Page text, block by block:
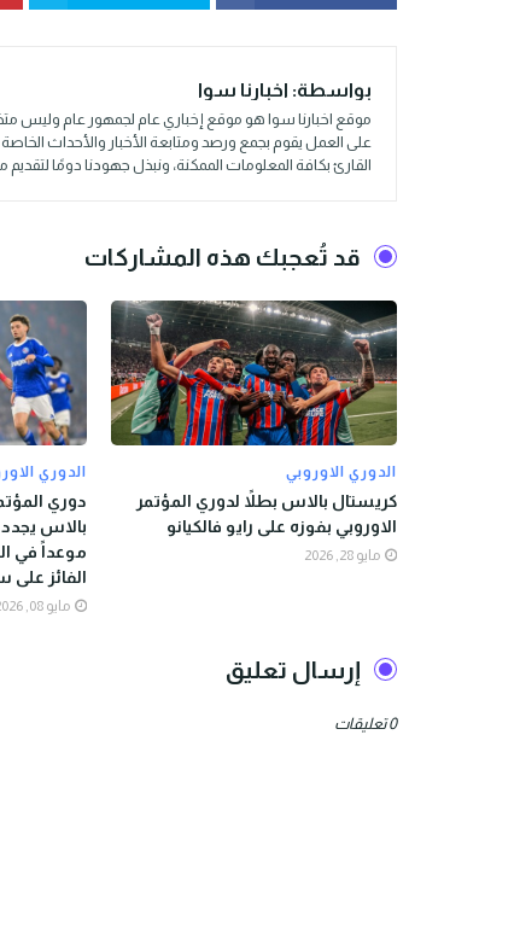
بواسطة: اخبارنا سوا
موقع اخبارنا سوا هو موقع إخباري عام لجمهور عام وليس
على العمل يقوم بجمع ورصد ومتابعة الأخبار والأحداث
القارئ بكافة المعلومات الممكنة، ونبذل جهودنا دومًا
قد تُعجبك هذه المشاركات
الدوري الاوروبي
كريستال بالاس بطلاً لدوري المؤتمر
الاوروبي بفوزه على رايو فالكيانو
مايو 28, 2026
الدوري
دوري
بالاس
موعداً في
الفائز
مايو 08, 2026
إرسال تعليق
0 تعليقات